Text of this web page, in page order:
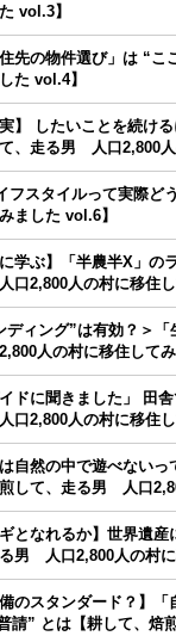
vol.3】
先の物件選び」は “
た vol.4】
実】 したいことを続け
て、走る男 人口2,800
フスタイルって実際
ました vol.6】
に学ぶ】「半農半X」
2,800人の村に移住し
ディング”は有効？＞
人の村に移住してみ
イドに聞きました」 田
2,800人の村に移住し
は自然の中で遊べない
して、走る男 人口
ギとなれるか】世界遺
男 人口2,800人の村に
備のスタンダード？】
請” とは【耕して、